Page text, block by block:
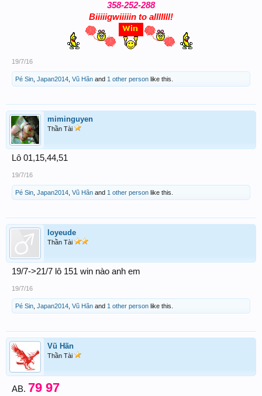
358-252-288
Biiiiigwiiiiin to alllllll!
19/7/16
Pé Sin Japan2014 Vũ Hãn and 1 other person like this.
miminguyen
Thần Tài
Lô 01,15,44,51
19/7/16
Pé Sin Japan2014 Vũ Hãn and 1 other person like this.
loyeude
Thần Tài
19/7->21/7 lô 151 win nào anh em
19/7/16
Pé Sin Japan2014 Vũ Hãn and 1 other person like this.
Vũ Hãn
Thần Tài
AB. 79 97